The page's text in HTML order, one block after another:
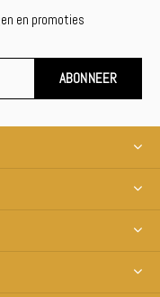
en promoties
ABONNEER